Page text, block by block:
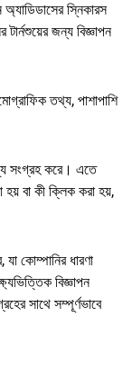
স্নিকারস
জন্য বিজ্ঞাপন
তথ্য, পাশাপাশি
সংগ্রহ করে। এতে
হয় বা কী ক্লিক করা হয়,
কোম্পানির ধারণা
বিজ্ঞাপন
সাথে সম্পূর্ণভাবে